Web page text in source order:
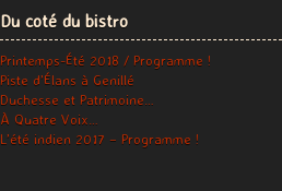
Du coté du bistro
Printemps-Été 2018 / Programme !
Piste d’Élans à Genillé
Duchesse et Patrimoine…
À Quatre Voix…
L’été indien 2017 – Programme !